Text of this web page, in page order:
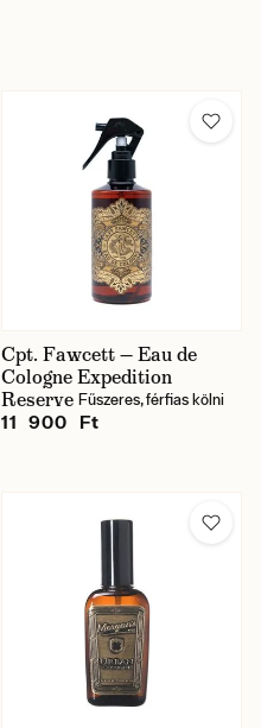
Cpt. Fawcett — Eau de
Cologne Expedition
Reserve Fűszeres, férfias kölni
11 900 Ft